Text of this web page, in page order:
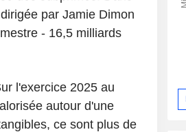
par Jamie Dimon
- 16,5 milliards
l'exercice 2025 au
autour d'une
ce sont plus de